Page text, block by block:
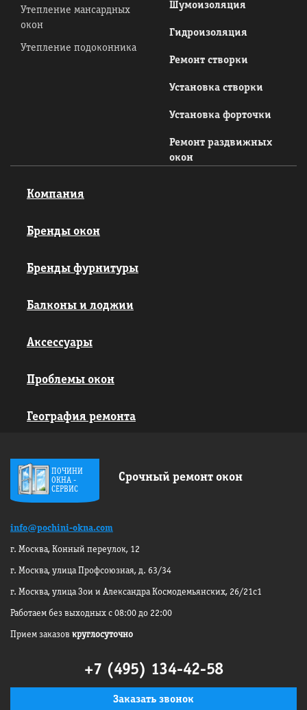
Утепление мансардных
окон
Утепление подоконника
Шумоизоляция
Гидроизоляция
Ремонт створки
Установка створки
Установка форточки
Ремонт раздвижных
окон
Компания
Бренды окон
Бренды фурнитуры
Балконы и лоджии
Аксессуары
Проблемы окон
География ремонта
ПОЧИНИ
ОКНА -
СЕРВИС
Срочный ремонт окон
info@pochini-okna.com
г. Москва, Конный переулок, 12
г. Москва, улица Профсоюзная, д. 63/34
г. Москва, улица Зои и АлександраКосмодемьянских, 26/21с1
Работаем без выходных с 08:00 до 22:00
Прием заказов круглосуточно
+7 (495) 134-42-58
Заказать звонок